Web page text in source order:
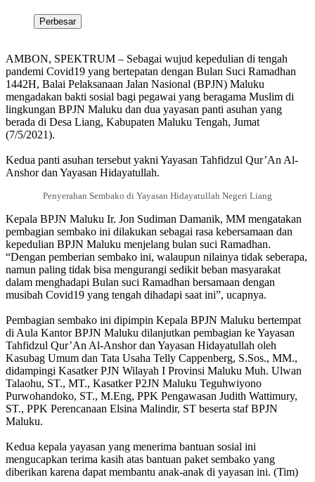
Perbesar
AMBON, SPEKTRUM – Sebagai wujud kepedulian di tengah
pandemi Covid19 yang bertepatan dengan Bulan Suci Ramadhan
1442H, Balai Pelaksanaan Jalan Nasional (BPJN) Maluku
mengadakan bakti sosial bagi pegawai yang beragama Muslim di
lingkungan BPJN Maluku dan dua yayasan panti asuhan yang
berada di Desa Liang, Kabupaten Maluku Tengah, Jumat
(7/5/2021).
Kedua panti asuhan tersebut yakni Yayasan Tahfidzul Qur’An Al-
Anshor dan Yayasan Hidayatullah.
Penyerahan Sembako di Yayasan Hidayatullah Negeri Liang
Kepala BPJN Maluku Ir. Jon Sudiman Damanik, MM mengatakan
pembagian sembako ini dilakukan sebagai rasa kebersamaan dan
kepedulian BPJN Maluku menjelang bulan suci Ramadhan.
“Dengan pemberian sembako ini, walaupun nilainya tidak seberapa,
namun paling tidak bisa mengurangi sedikit beban masyarakat
dalam menghadapi Bulan suci Ramadhan bersamaan dengan
musibah Covid19 yang tengah dihadapi saat ini”, ucapnya.
Pembagian sembako ini dipimpin Kepala BPJN Maluku bertempat
di Aula Kantor BPJN Maluku dilanjutkan pembagian ke Yayasan
Tahfidzul Qur’An Al-Anshor dan Yayasan Hidayatullah oleh
Kasubag Umum dan Tata Usaha Telly Cappenberg, S.Sos., MM.,
didampingi Kasatker PJN Wilayah I Provinsi Maluku Muh. Ulwan
Talaohu, ST., MT., Kasatker P2JN Maluku Teguhwiyono
Purwohandoko, ST., M.Eng, PPK Pengawasan Judith Wattimury,
ST., PPK Perencanaan Elsina Malindir, ST beserta staf BPJN
Maluku.
Kedua kepala yayasan yang menerima bantuan sosial ini
mengucapkan terima kasih atas bantuan paket sembako yang
diberikan karena dapat membantu anak-anak di yayasan ini. (Tim)